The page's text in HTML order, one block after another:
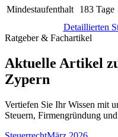
Mindestaufenthalt 183 Tage
Detaillierten
Ratgeber & Fachartikel
Aktuelle Artikel
Zypern
Vertiefen Sie Ihr Wissen mit
Steuern, Firmengründung